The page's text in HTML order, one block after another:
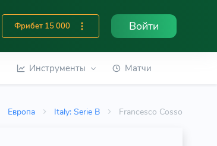
Фрибет 15 000 Войти
Инструменты Матчи
Европа Italy: Serie B Francesco Cosso